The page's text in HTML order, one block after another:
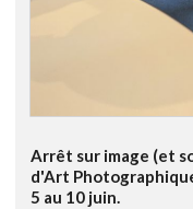
Arrêt sur image (et
d'Art
5 au 10 juin.